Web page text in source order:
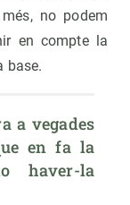
no podem
en compte la
base.
a vegades
en fa la
haver-la